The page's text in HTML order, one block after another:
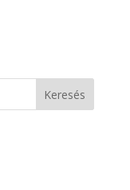
Keresés